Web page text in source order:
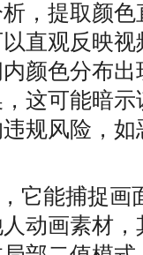
，提取颜
直观反映
颜色分布
这可能暗
规风险，
它能捕捉画
动画素材